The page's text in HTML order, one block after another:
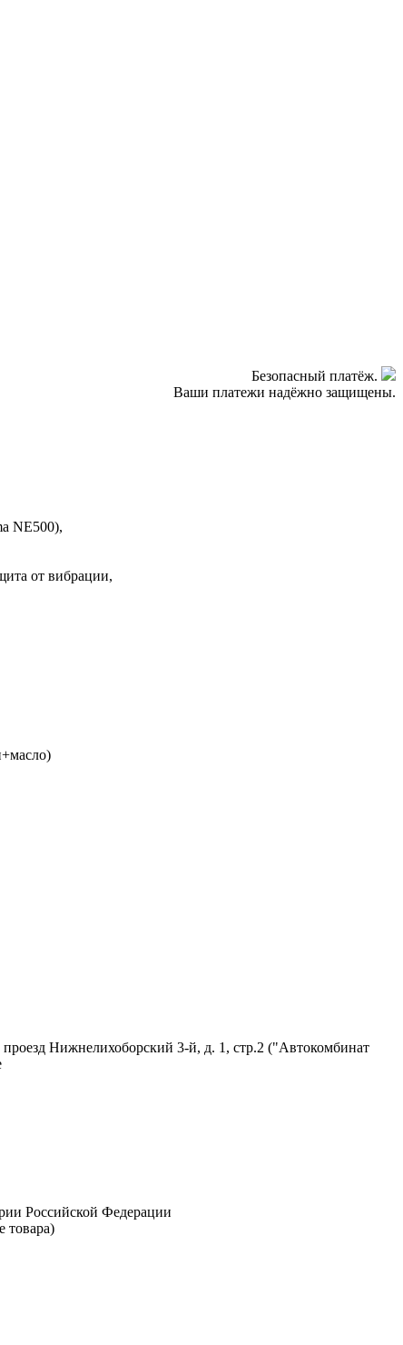
Безопасный платёж.
Ваши платежи надёжно защищены.
NE500),
от вибрации,
Нижнелихоборский 3-й, д. 1, стр.2 ("Автокомбинат
Российской Федерации
товара)